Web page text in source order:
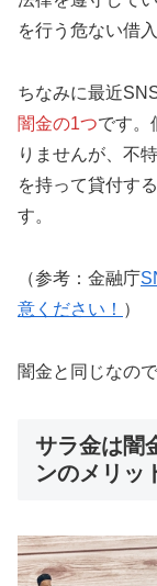
を行う危ない借
ちなみに最近
闇金の1つです。
りませんが、不
を持って貸付す
す。
（参考：金融庁
意ください！ ）
闇金と同じなの
サラ金は闇
ンのメリッ